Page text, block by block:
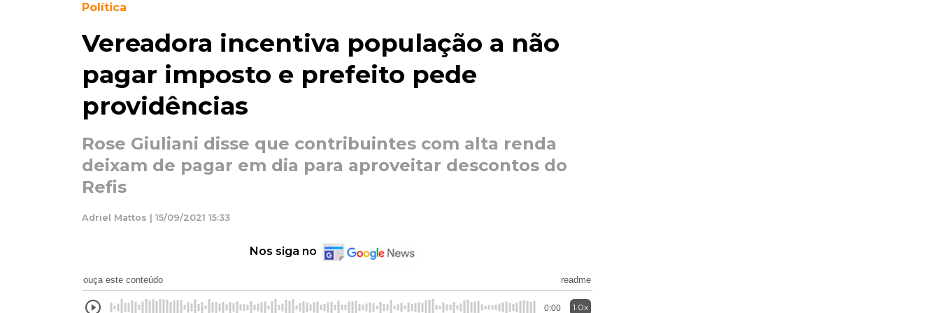
Política
Vereadora incentiva população a não
pagar imposto e prefeito pede
providências
Rose Giuliani disse que contribuintes com alta renda
deixam de pagar em dia para aproveitar descontos do
Refis
Adriel Mattos | 15/09/2021 15:33
Nos siga no
ouça este conteúdo readme
0:00 1.0x